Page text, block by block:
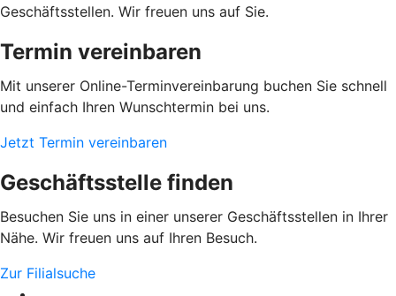
Geschäftsstellen. Wir freuen uns auf Sie.
Termin vereinbaren
Mit unserer Online-Terminvereinbarung buchen Sie schnell
und einfach Ihren Wunschtermin bei uns.
Jetzt Termin vereinbaren
Geschäftsstelle finden
Besuchen Sie uns in einer unserer Geschäftsstellen in Ihrer
Nähe. Wir freuen uns auf Ihren Besuch.
Zur Filialsuche